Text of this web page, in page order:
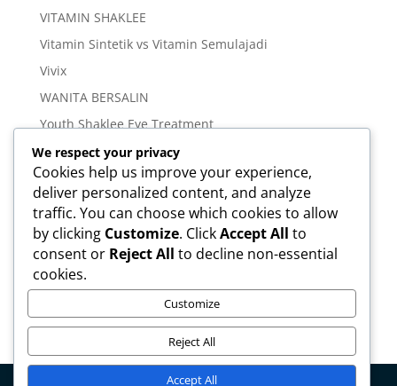
VITAMIN SHAKLEE
Vitamin Sintetik vs Vitamin Semulajadi
Vivix
WANITA BERSALIN
Youth Shaklee Eye Treatment
YOUTH SKIN CARE SERIES
Meta
Log in
Entries feed
Comments feed
We respect your privacy
Cookies help us improve your experience,
deliver personalized content, and analyze
traffic. You can choose which cookies to allow
by clicking Customize. ClickAccept All to
consent or Reject All to decline non-essential
cookies.
Customize
Reject All
Accept All